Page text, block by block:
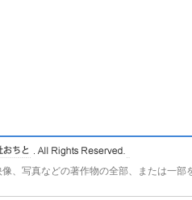
、写真などの著作物の全部、または一